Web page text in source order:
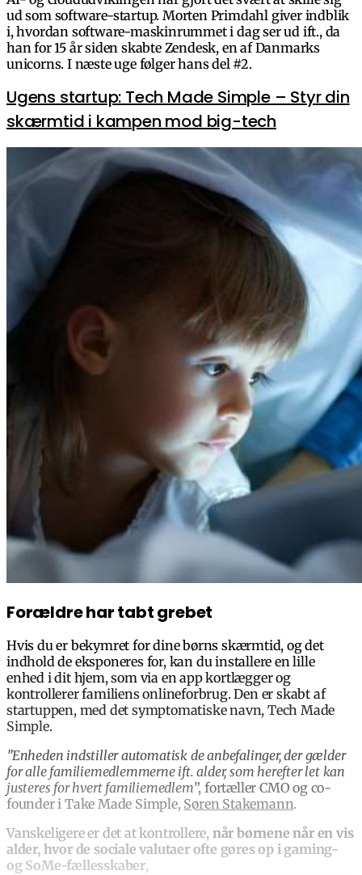
ud som software-startup. Morten Primdahl giver indblik
i, hvordan software-maskinrummet i dag ser ud ift., da
han for 15 år siden skabte Zendesk, en af Danmarks
unicorns. I næste uge følger hans del #2.
Ugens startup: Tech Made Simple – Styr din
skærmtid i kampen mod big-tech
Forældre har tabt grebet
Hvis du er bekymret for dine børns skærmtid, og det
indhold de eksponeres for, kan du installere en lille
enhed i dit hjem, som via en app kortlægger og
kontrollerer familiens onlineforbrug. Den er skabt af
startuppen, med det symptomatiske navn, Tech Made
Simple.
”Enheden indstiller automatisk de anbefalinger, der gælder
for alle familiemedlemmerne ift. alder, som herefter let kan
justeres for hvert familiemedlem”, fortæller CMO og co-
founder i Take Made Simple, Søren Stakemann.
Vanskeligere er det at kontrollere, når børnene når en vis
alder, hvor de sociale valutaer ofte gøres op i gaming-
og SoMe-fællesskaber,